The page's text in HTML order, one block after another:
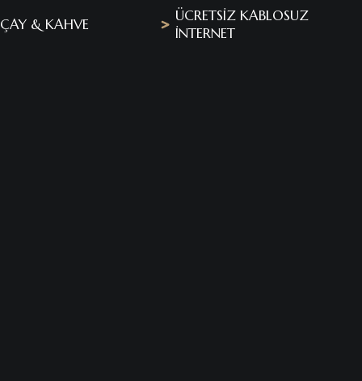
& KAHVE
ÜCRETSİZ KABLOSUZ
İNTERNET